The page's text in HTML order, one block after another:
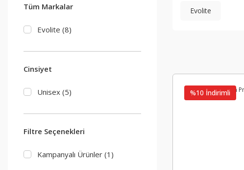
Tüm Markalar
Evolite (8)
Cinsiyet
Unisex (5)
Filtre Seçenekleri
Kampanyalı Ürünler (1)
Evolite
%10 İndirimli